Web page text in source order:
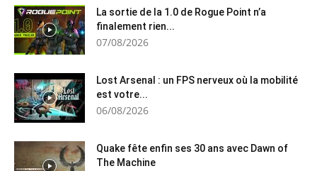
La sortie de la 1.0 de Rogue Point n’a
finalement rien...
07/08/2026
Lost Arsenal : un FPS nerveux où la mobilité
est votre...
06/08/2026
Quake fête enfin ses 30 ans avec Dawn of
The Machine